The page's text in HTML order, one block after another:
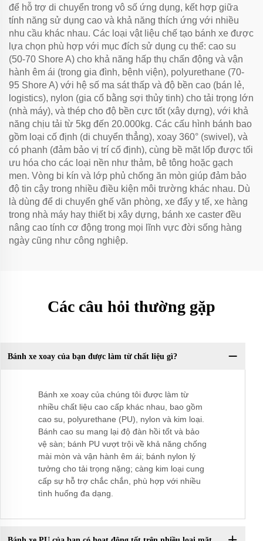
để hỗ trợ di chuyển trong vô số ứng dụng, kết hợp giữa
tính năng sử dụng cao và khả năng thích ứng với nhiều
nhu cầu khác nhau. Các loại vật liệu chế tạo bánh xe được
lựa chọn phù hợp với mục đích sử dụng cụ thể: cao su
(50-70 Shore A) cho khả năng hấp thụ chấn động và vận
hành êm ái (trong gia đình, bệnh viện), polyurethane (70-
95 Shore A) với hệ số ma sát thấp và độ bền cao (bán lẻ,
logistics), nylon (gia cố bằng sợi thủy tinh) cho tải trọng lớn
(nhà máy), và thép cho độ bền cực tốt (xây dựng), với khả
năng chịu tải từ 5kg đến 20.000kg. Các cấu hình bánh bao
gồm loại cố định (di chuyển thẳng), xoay 360° (swivel), và
có phanh (đảm bảo vị trí cố định), cùng bề mặt lốp được tối
ưu hóa cho các loại nền như thảm, bê tông hoặc gạch
men. Vòng bi kín và lớp phủ chống ăn mòn giúp đảm bảo
độ tin cậy trong nhiều điều kiện môi trường khác nhau. Dù
là dùng để di chuyển ghế văn phòng, xe đẩy y tế, xe hàng
trong nhà máy hay thiết bị xây dựng, bánh xe caster đều
nâng cao tính cơ động trong mọi lĩnh vực đời sống hàng
ngày cũng như công nghiệp.
Các câu hỏi thường gặp
Bánh xe xoay của bạn được làm từ chất liệu gì?
Bánh xe xoay của chúng tôi được làm từ
nhiều chất liệu cao cấp khác nhau, bao gồm
cao su, polyurethane (PU), nylon và kim loại.
Bánh cao su mang lại độ đàn hồi tốt và bảo
vệ sàn; bánh PU vượt trội về khả năng chống
mài mòn và vận hành êm ái; bánh nylon lý
tưởng cho tải trọng nặng; càng kim loại cung
cấp sự hỗ trợ chắc chắn, phù hợp với nhiều
tình huống đa dạng.